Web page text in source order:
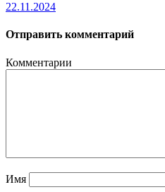
22.11.2024
Отправить комментарий
Комментарии
Имя